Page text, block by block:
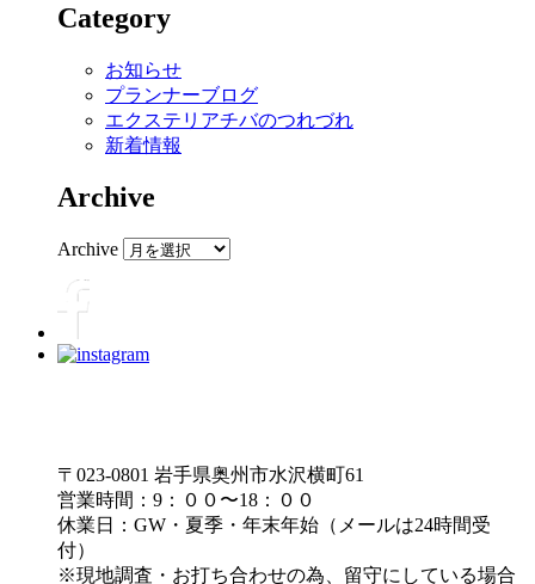
Category
お知らせ
プランナーブログ
エクステリアチバのつれづれ
新着情報
Archive
Archive
〒023-0801 岩手県奥州市水沢横町61
営業時間：9：００〜18：００
休業日：GW・夏季・年末年始（メールは24時間受
付）
※現地調査・お打ち合わせの為、留守にしている場合